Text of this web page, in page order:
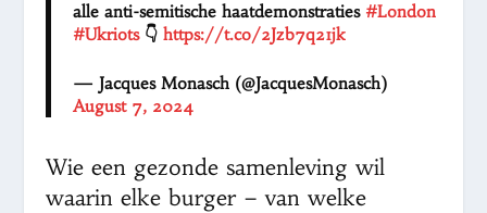
alle anti-semitische haatdemonstraties #London
#Ukriots👇https://t.co/2Jzb7q21jk
— Jacques Monasch (@JacquesMonasch)
August 7, 2024
Wie een gezonde samenleving wil
waarin elke burger – van welke